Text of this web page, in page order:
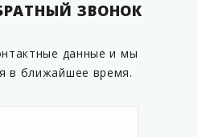
ЗВОНОК
данные и мы
в ближайшее время.